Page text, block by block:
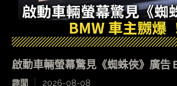
啟動車輛螢幕驚見《蜘蛛俠》廣告
趣聞 2026-08-08